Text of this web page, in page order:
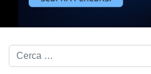
Cerca nel blog...